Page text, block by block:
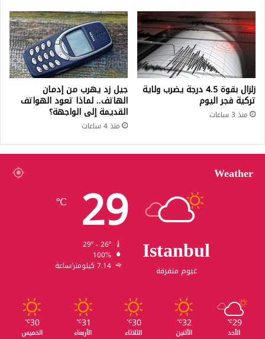
زلزال بقوة 4.5 درجة يضرب ولاية
تركية فجر اليوم
منذ 3 ساعات
جيل زد يهرب من إدمان
الهاتف.. لماذا تعود الهواتف
القديمة إلى الواجهة؟
منذ 4 ساعات
Weather
Istanbul
غيوم متفرقة
29
℃
100%
7.14 كيلومتر/ساعة
29
℃
الأحد
32
℃
الأثنين
30
℃
الثلاثاء
31
℃
الأربعاء
30
℃
الخميس